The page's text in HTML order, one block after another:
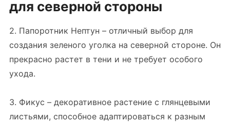
для северной стороны
2. Папоротник Нептун – отличный выбор для
создания зеленого уголка на северной стороне. Он
прекрасно растет в тени и не требует особого
ухода.
3. Фикус – декоративное растение с глянцевыми
листьями, способное адаптироваться к разным